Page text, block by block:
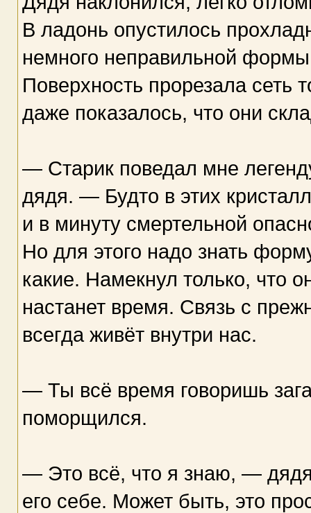
В ладонь опустилось
немного неправильной
Поверхность прорезала сеть
даже показалось, что они
— Старик поведал мне
дядя. — Будто в этих
и в минуту смертельной
Но для этого надо знать
какие. Намекнул только, что
настанет время. Связь с
всегда живёт внутри нас.
— Ты всё время говоришь
поморщился.
— Это всё, что я знаю, —
его себе. Может быть, это